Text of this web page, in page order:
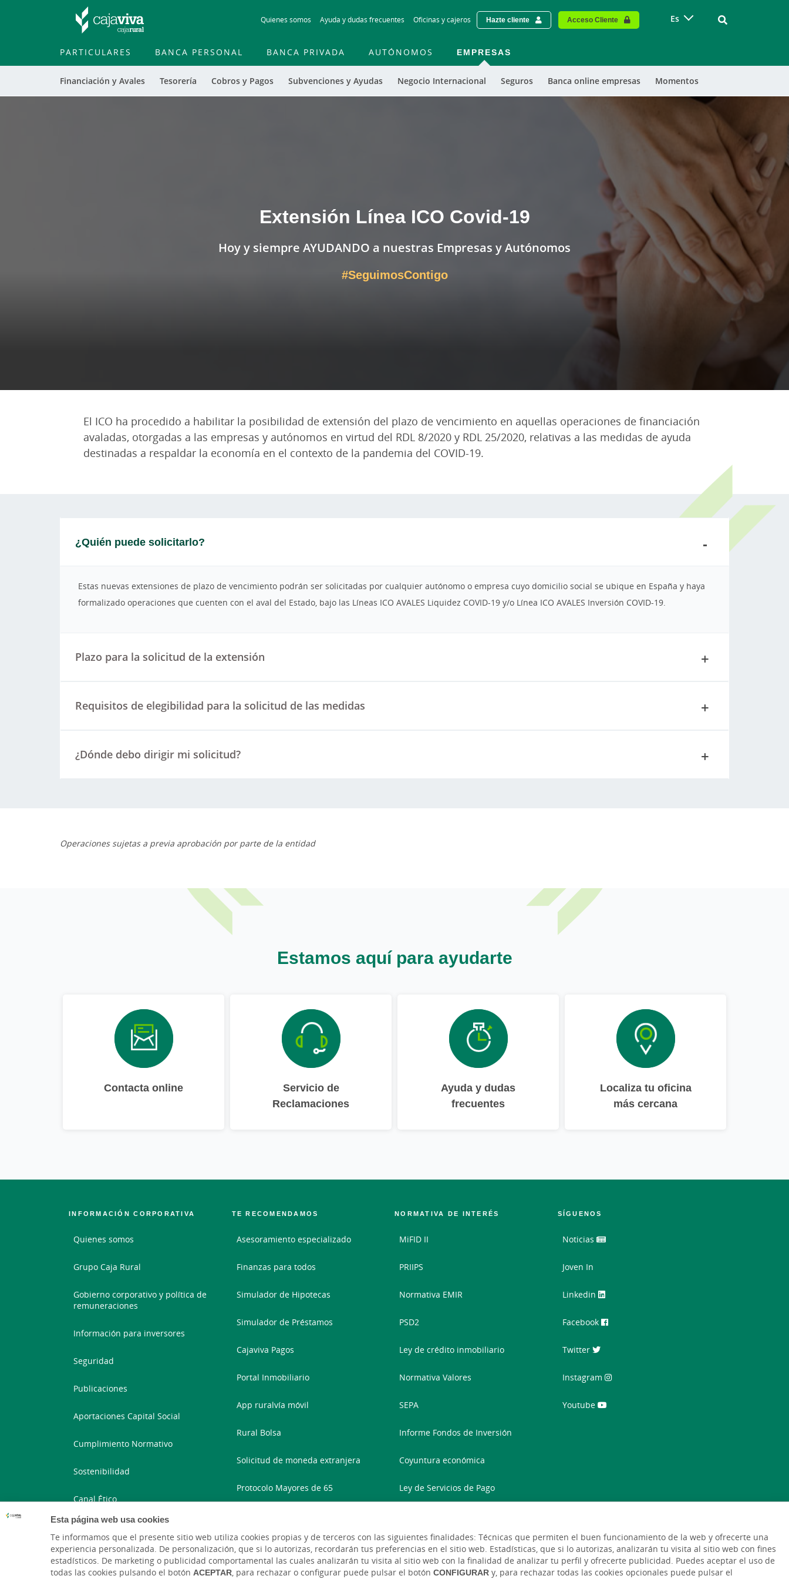
Esta página web usa cookies
Te informamos que el presente sitio web utiliza cookies propias y de terceros con las siguientes finalidades: Técnicas que permiten el buen funcionamiento de la web y ofrecerte una
experiencia personalizada. De personalización, que si lo autorizas, recordarán tus preferencias en el sitio web. Estadísticas, que si lo autorizas, analizarán tu visita al sitio web con fines
estadísticos. De marketing o publicidad comportamental las cuales analizarán tu visita al sitio web con la finalidad de analizar tu perfil y ofrecerte publicidad. Puedes aceptar el uso de
todas las cookies pulsando el botónACEPTAR, para rechazar o configurar puede pulsar el botónCONFIGURAR y, para rechazar todas las cookies opcionales puede pulsar el
to
contentt
Quienes somos Ayuda y dudas frecuentes Oficinas y cajeros Hazte cliente Acceso Cliente Es Vinculo -
PARTICULARES BANCA PERSONAL BANCA PRIVADA AUTÓNOMOS EMPRESAS
Financiación y Avales Tesorería Cobros y Pagos Subvenciones y Ayudas Negocio Internacional Seguros Banca online empresas Momentos
Extensión Línea ICO Covid-19
Hoy y siempre AYUDANDO a nuestras Empresas y Autónomos
#SeguimosContigo
El ICO ha procedido a habilitar la posibilidad de extensión del plazo de vencimiento en aquellas operaciones de financiación
avaladas, otorgadas a las empresas y autónomos en virtud del RDL 8/2020 y RDL 25/2020, relativas a las medidas de ayuda
destinadas a respaldar la economía en el contexto de la pandemia del COVID-19.
¿Quién puede solicitarlo?
Estas nuevas extensiones de plazo de vencimiento podrán ser solicitadas por cualquier autónomo o empresa cuyo domicilio social se ubique en España y haya
formalizado operaciones que cuenten con el aval del Estado, bajo las Líneas ICO AVALES Liquidez COVID-19 y/o Línea ICO AVALES Inversión COVID-19.
Plazo para la solicitud de la extensión
Requisitos de elegibilidad para la solicitud de las medidas
¿Dónde debo dirigir mi solicitud?
Operaciones sujetas a previa aprobación por parte de la entidad
Estamos aquí para ayudarte
Contacta online
Servicio de
Reclamaciones
Ayuda y dudas
frecuentes
Localiza tu oficina
más cercana
INFORMACIÓN CORPORATIVA
Quienes somos
Grupo Caja Rural
Gobierno corporativo y política de
remuneraciones
Información para inversores
Seguridad
Publicaciones
Aportaciones Capital Social
Cumplimiento Normativo
Sostenibilidad
Canal Ético
TE RECOMENDAMOS
Asesoramiento especializado
Finanzas para todos
Simulador de Hipotecas
Simulador de Préstamos
Cajaviva Pagos
Portal Inmobiliario
App ruralvía móvil
Rural Bolsa
Solicitud de moneda extranjera
Protocolo Mayores de 65
NORMATIVA DE INTERÉS
MiFID II
PRIIPS
Normativa EMIR
PSD2
Ley de crédito inmobiliario
Normativa Valores
SEPA
Informe Fondos de Inversión
Coyuntura económica
Ley de Servicios de Pago
SÍGUENOS
Noticias
Joven In
Linkedin
Facebook
Twitter
Instagram
Youtube